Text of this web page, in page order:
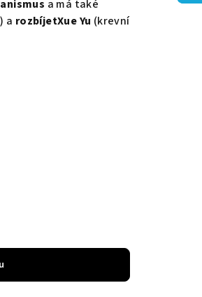
a má také
a rozbíjetXue Yu (krevní